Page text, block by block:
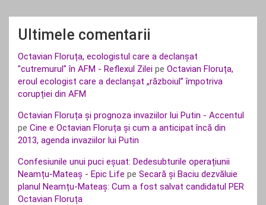
Ultimele comentarii
Octavian Floruța, ecologistul care a declanșat
"cutremurul" în AFM - Reflexul Zilei pe Octavian Floruța,
eroul ecologist care a declanșat „războiul” împotriva
corupției din AFM
Octavian Floruța și prognoza invaziilor lui Putin - Accentul
pe Cine e Octavian Floruța și cum a anticipat încă din
2013, agenda invaziilor lui Putin
Confesiunile unui puci eșuat: Dedesubturile operațiunii
Neamțu-Mateaș - Epic Life pe Secară și Baciu dezvăluie
planul Neamțu-Mateaș: Cum a fost salvat candidatul PER
Octavian Floruța